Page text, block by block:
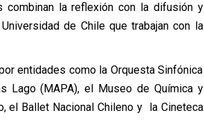
combinan la reflexión con la difusión y
de Chile que trabajan con la
entidades como la Orquesta Sinfónica
Lago (MAPA), el Museo de Química y
el Ballet Nacional Chileno y la Cineteca